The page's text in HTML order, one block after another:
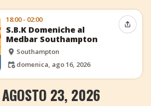
18:00 - 02:00
S.B.K Domeniche al
Medbar Southampton
Southampton
domenica, ago 16, 2026
23, 2026